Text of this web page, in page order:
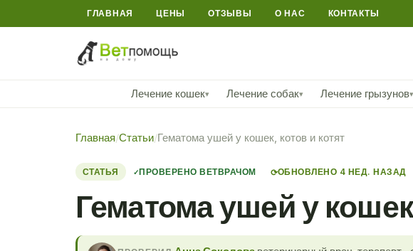
ГЛАВНАЯ ЦЕНЫ ОТЗЫВЫ О НАС КОНТАКТЫ
Лечение кошек▾ Лечение собак▾ Лечение грызунов▾
Главная/Статьи/Гематома ушей у кошек, котов и котят
СТАТЬЯ ПРОВЕРЕНО ВЕТВРАЧОМ ⟳ОБНОВЛЕНО 4 НЕД. НАЗАД
Гематома ушей у